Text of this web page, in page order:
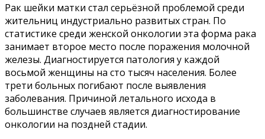
Рак шейки матки стал серьёзной проблемой среди
жительниц индустриально развитых стран. По
статистике среди женской онкологии эта форма рака
занимает второе место после поражения молочной
железы. Диагностируется патология у каждой
восьмой женщины на сто тысяч населения. Более
трети больных погибают после выявления
заболевания. Причиной летального исхода в
большинстве случаев является диагностирование
онкологии на поздней стадии.